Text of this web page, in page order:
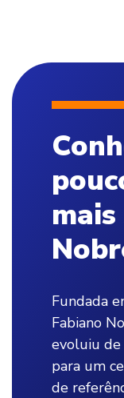
Fundada
Fabiano
evoluiu de
para um
de